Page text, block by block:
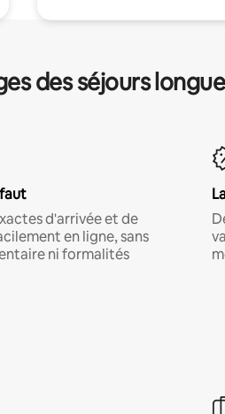
des séjours
d'arrivée et de
en ligne, sans
ni formalités